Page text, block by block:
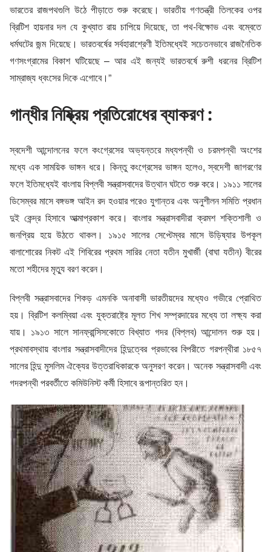
ভারতের রাজপথগুলি উঠে পীড়াতে শুরু করেছে। ভারতীয় গণতন্ত্রী তিলকের ওপর
ব্রিটিশ হায়নার দল যে কুখ্যাত রায় চাপিয়ে দিয়েছে, তা পথ-বিক্ষোভ এবং বম্বেতে
ধর্মঘটের জন্ম দিয়েছে। ভারতবর্ষের সর্বহারাশ্রেণী ইতিমধ্যেই সচেতনভাবে রাজনৈতিক
গণসংগ্রামের বিকাশ ঘটিয়েছে – আর এই জন্যই ভারতবর্ষে রুশী ধরনের ব্রিটিশ
সাম্রাজ্য ধ্বংসের দিকে এগোবে।”
গান্ধীর নিষ্ক্রিয় প্রতিরোধের ব্যাকরণ :
স্বদেশী আন্দোলনের ফলে কংগ্রেসের অভ্যন্তরে মধ্যপন্থী ও চরমপন্থী অংশের
মধ্যে এক সাময়িক ভাঙ্গন ধরে। কিন্তু কংগ্রেসের ভাঙ্গন হলেও, স্বদেশী জাগরণের
ফলে ইতিমধ্যেই বাংলায় বিপ্লবী সন্ত্রাসবাদের উত্থান ঘটতে শুরু করে। ১৯১১ সালের
ডিসেম্বর মাসে বঙ্গভঙ্গ আইন রদ হওয়ার পরেও যুগান্তর এবং অনুশীলন সমিতি প্রধান
দুই কেন্দ্র হিসাবে আত্মাপ্রকাশ করে। বাংলার সন্ত্রাসবাদীরা ক্রমশ শক্তিশালী ও
জনপ্রিয় হয়ে উঠতে থাকল। ১৯১৫ সালের সেপ্টেম্বর মাসে উড়িষ্যার উপকূল
বালাশোরের নিকট এই শিবিরের প্রথম সারির নেতা যতীন মুখার্জী (বাঘা যতীন) বীরের
মতো শহীদের মৃত্যু বরণ করেন।
বিপ্লবী সন্ত্রাসবাদের শিকড় এমনকি অনাবাসী ভারতীয়দের মধ্যেও গভীরে প্রোথিত
হয়। ব্রিটিশ কলম্বিয়া এবং যুক্তরাষ্ট্রে মূলত শিখ সম্প্রদায়ের মধ্যে তা লক্ষ্য করা
যায়। ১৯১৩ সালে সানফ্রান্সিসকোতে বিখ্যাত গদর (বিপ্লব) আন্দোলন শুরু হয়।
প্রথমাবস্থায় বাংলার সন্ত্রাসবাদীদের হিন্দুত্বের প্রভাবের বিপরীতে গরপন্থীরা ১৮৫৭
সালের হিন্দু মুসলিম ঐক্যের উত্তরাধিকারকে অনুসরণ করেন। অনেক সন্ত্রাসবাদী এবং
গদরপন্থী পরবর্তীতে কমিউনিস্ট কর্মী হিসাবে রূপান্তরিত হন।